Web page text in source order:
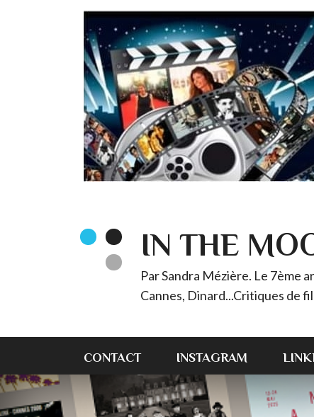
IN THE
Par Sandra Mézière. Le 7ème
Cannes, Dinard...Critiques de
CONTACT INSTAGRAM